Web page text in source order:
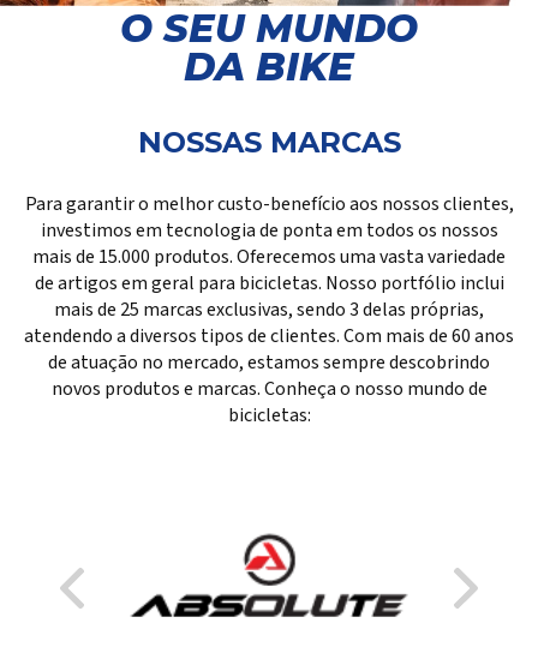
FAÇA LOGIN
O SEU MUNDO
DA BIKE
NOSSAS MARCAS
Para garantir o melhor custo-benefício aos nossos clientes,
investimos em tecnologia de ponta em todos os nossos
mais de 15.000 produtos. Oferecemos uma vasta variedade
de artigos em geral para bicicletas. Nosso portfólio inclui
mais de 25 marcas exclusivas, sendo 3 delas próprias,
atendendo a diversos tipos de clientes. Com mais de 60 anos
de atuação no mercado, estamos sempre descobrindo
novos produtos e marcas. Conheça o nosso mundo de
bicicletas: